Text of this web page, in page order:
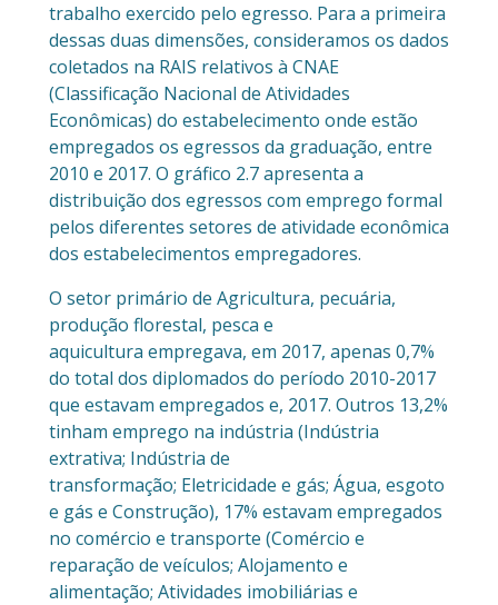
trabalho exercido pelo egresso. Para a primeira
dessas duas dimensões, consideramos os dados
coletados na RAIS relativos à CNAE
(Classificação Nacional de Atividades
Econômicas) do estabelecimento onde estão
empregados os egressos da graduação, entre
2010 e 2017. O gráfico 2.7 apresenta a
distribuição dos egressos com emprego formal
pelos diferentes setores de atividade econômica
dos estabelecimentos empregadores.
O setor primário de Agricultura, pecuária,
produção florestal, pesca e
aquicultura empregava, em 2017, apenas 0,7%
do total dos diplomados do período 2010-2017
que estavam empregados e, 2017. Outros 13,2%
tinham emprego na indústria (Indústria
extrativa; Indústria de
transformação; Eletricidade e gás; Água, esgoto
e gás e Construção), 17% estavam empregados
no comércio e transporte (Comércio e
reparação de veículos; Alojamento e
alimentação; Atividades imobiliárias e